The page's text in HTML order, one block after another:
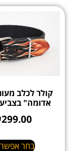
קולר לכלב
אדומה"
299.00
בחר